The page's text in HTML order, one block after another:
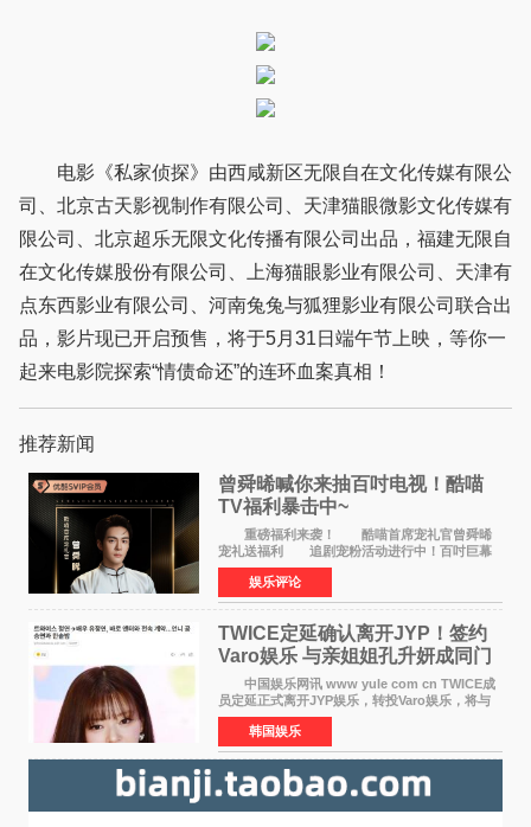
电影《私家侦探》由西咸新区无限自在文化传媒有限公
司、北京古天影视制作有限公司、天津猫眼微影文化传媒有
限公司、北京超乐无限文化传播有限公司出品，福建无限自
在文化传媒股份有限公司、上海猫眼影业有限公司、天津有
点东西影业有限公司、河南兔兔与狐狸影业有限公司联合出
品，影片现已开启预售，将于5月31日端午节上映，等你一
起来电影院探索“情债命还”的连环血案真相！
推荐新闻
曾舜晞喊你来抽百吋电视！酷喵
TV福利暴击中~
重磅福利来袭！ 酷喵首席宠礼官曾舜晞
宠礼送福利 追剧宠粉活动进行中！百吋巨幕
电视 邀你来抽~活动时间：8月8日10:00 — 8
月23日23:59 三步轻松参与，大奖等你
拿： 1、打开电
娱乐评论
TWICE定延确认离开JYP！签约
Varo娱乐 与亲姐姐孔升妍成同门
中国娱乐网讯 www yule com cn TWICE成
员定延正式离开JYP娱乐，转投Varo娱乐，将与
亲姐姐孔升妍成为同门。 Varo娱乐于10日通
过官方SNS宣布："能与拥有多彩魅力和无限潜力
的俞定延结下珍贵
韩国娱乐